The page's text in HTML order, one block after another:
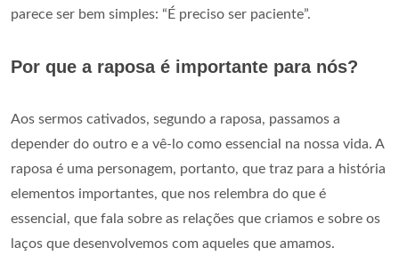
parece ser bem simples: “É preciso ser paciente”.
Por que a raposa é importante para nós?
Aos sermos cativados, segundo a raposa, passamos a
depender do outro e a vê-lo como essencial na nossa vida. A
raposa é uma personagem, portanto, que traz para a história
elementos importantes, que nos relembra do que é
essencial, que fala sobre as relações que criamos e sobre os
laços que desenvolvemos com aqueles que amamos.